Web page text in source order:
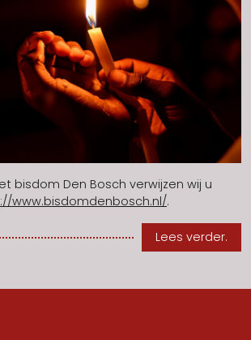
bisdom Den Bosch verwijzen wij u
www.bisdomdenbosch.nl/.
Lees verder.